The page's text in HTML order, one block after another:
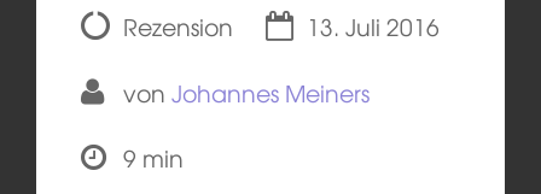
Rezension
13. Juli 2016
von Johannes Meiners
9 min